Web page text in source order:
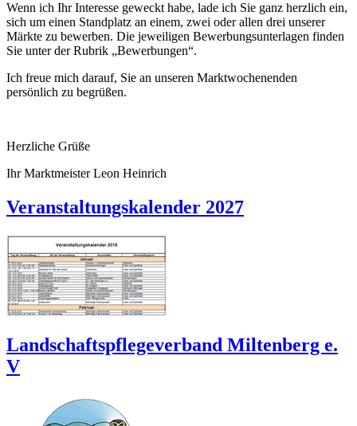
Wenn ich Ihr Interesse geweckt habe, lade ich Sie ganz herzlich ein,
sich um einen Standplatz an einem, zwei oder allen drei unserer
Märkte zu bewerben. Die jeweiligen Bewerbungsunterlagen finden
Sie unter der Rubrik „Bewerbungen“.
Ich freue mich darauf, Sie an unseren Marktwochenenden
persönlich zu begrüßen.
Herzliche Grüße
Ihr Marktmeister Leon Heinrich
Veranstaltungskalender 2027
Landschaftspflegeverband Miltenberg e.
V